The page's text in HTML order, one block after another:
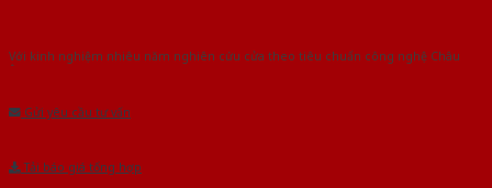
Với kinh nghiệm nhiêu năm nghiên cứu cửa theo tiêu chuẩn công nghệ Châu
Gửi yêu cầu tư vấn
Tải báo giá tổng hợp